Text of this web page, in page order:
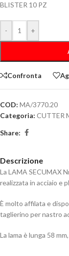
BLISTER 10 PZ
- +
Confronta
COD: MA/3770.20
Categoria: CUTTER
Share:
Descrizione
La LAMA SECUMAX
realizzata in acciaio e
È molto affilata e
taglierino per nastro
La lama è lunga 58